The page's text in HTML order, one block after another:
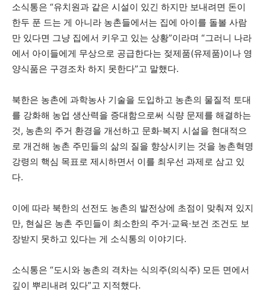
소식통은 “유치원과 같은 시설이 있긴 하지만 보내려면 돈이
한두 푼 드는 게 아니라 농촌들에서는 집에 아이를 돌볼 사람
만 있다면 그냥 집에서 키우고 있는 상황”이라며 “그러니 나라
에서 아이들에게 무상으로 공급한다는 젖제품(유제품)이나 영
양식품은 구경조차 하지 못한다”고 말했다.
북한은 농촌에 과학농사 기술을 도입하고 농촌의 물질적 토대
를 강화해 농업 생산력을 증대함으로써 식량 문제를 해결하는
것, 농촌의 주거 환경을 개선하고 문화·복지 시설을 현대적으
로 개건해 농촌 주민들의 삶의 질을 향상시키는 것을 농촌혁명
강령의 핵심 목표로 제시하면서 이를 최우선 과제로 삼고 있
다.
이에 따라 북한의 선전도 농촌의 발전상에 초점이 맞춰져 있지
만, 현실은 농촌 주민들이 최소한의 주거·교육·보건 조건도 보
장받지 못하고 있다는 게 소식통의 이야기다.
소식통은 “도시와 농촌의 격차는 식의주(의식주) 모든 면에서
깊이 뿌리내려 있다”고 지적했다.